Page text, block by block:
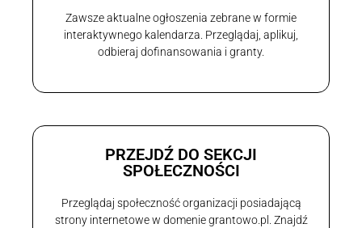
Zawsze aktualne ogłoszenia zebrane w formie
interaktywnego kalendarza. Przeglądaj, aplikuj,
odbieraj dofinansowania i granty.
PRZEJDŹ DO SEKCJI
SPOŁECZNOŚCI
Przeglądaj społeczność organizacji posiadającą
strony internetowe w domenie grantowo.pl. Znajdź